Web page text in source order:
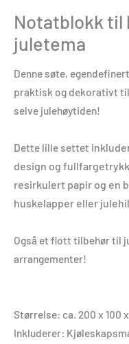
Notatblokk til
juletema
Denne søte,
praktisk og dekorativt
selve julehøytiden!
Dette lille settet
design og
resirkulert papir og en
huskelapper eller
Også et flott tilbehør til
arrangementer!
Størrelse: ca. 200 x 100
Inkluderer: